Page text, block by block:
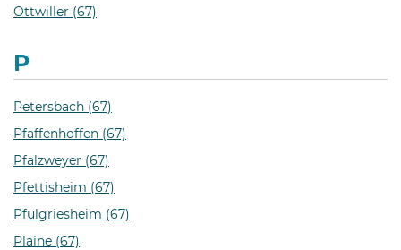
Ottwiller (67)
P
Petersbach (67)
Pfaffenhoffen (67)
Pfalzweyer (67)
Pfettisheim (67)
Pfulgriesheim (67)
Plaine (67)